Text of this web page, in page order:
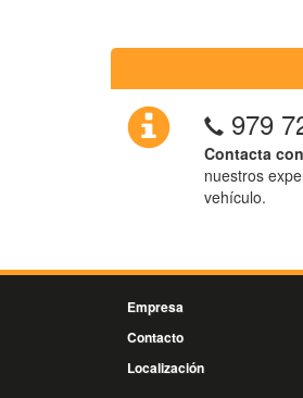
979
Contacta
nuestros
vehículo.
Empresa
Contacto
Localización